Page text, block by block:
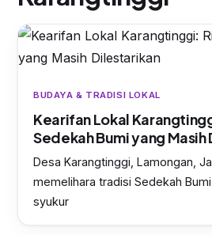
BUDAYA & TRADISI LOKAL
Kearifan Lokal
Sedekah Bumi yang
Desa Karangtinggi, Lamongan,
memelihara tradisi Sedekah
syukur